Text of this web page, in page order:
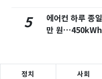
5
에어컨 하루 종
만 원…450kWh
정치 사회